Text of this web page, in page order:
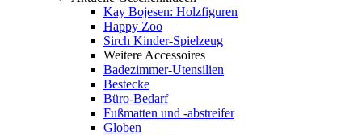
Kay Bojesen: Holzfiguren
Happy Zoo
Sirch Kinder-Spielzeug
Weitere Accessoires
Badezimmer-Utensilien
Bestecke
Büro-Bedarf
Fußmatten und -abstreifer
Globen